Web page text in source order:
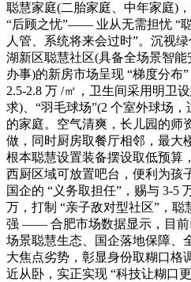
聪慧家庭(二胎家庭、中年家庭)
“后顾之忧”—— 业从无需担忧 “
人管、系统将来会过时”。沉视
湖新区聪慧社区(具备全场景智
办事)的新房市场呈现 “梯度分布
2.5-2.8 万 /㎡，卫生间采用明卫
求)、“羽毛球场”(2 个室外球场
的家庭。空气清爽，长儿园的师
做，同时厨房取餐厅相邻，最大
根本聪慧设置装备摆设取低预算
西厨区域可放置吧台，便利为孩
国企的 “义务取担任”，赐与 3-5
万，打制 “亲子敌对型社区”，聪
强 —— 合肥市场数据显示，目前
场景聪慧生态、国企落地保障、
大焦点劣势，彰显身份取糊口格
近从卧，实正实现 “科技让糊口